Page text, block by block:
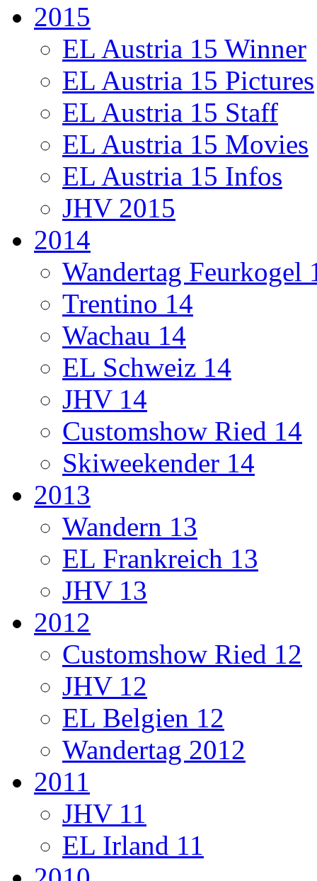
2015
EL Austria 15 Winner
EL Austria 15 Pictures
EL Austria 15 Staff
EL Austria 15 Movies
EL Austria 15 Infos
JHV 2015
2014
Wandertag Feurkogel
Trentino 14
Wachau 14
EL Schweiz 14
JHV 14
Customshow Ried 14
Skiweekender 14
2013
Wandern 13
EL Frankreich 13
JHV 13
2012
Customshow Ried 12
JHV 12
EL Belgien 12
Wandertag 2012
2011
JHV 11
EL Irland 11